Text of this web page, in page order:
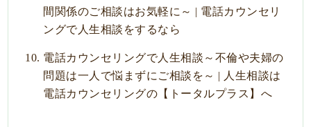
間関係のご相談はお気軽に～ | 電話カウンセリ
ングで人生相談をするなら
電話カウンセリングで人生相談～不倫や夫婦の
問題は一人で悩まずにご相談を～ | 人生相談は
電話カウンセリングの【トータルプラス】へ